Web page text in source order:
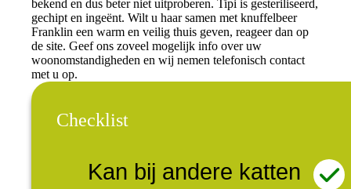
bekend en dus beter niet uitproberen. Tipi is gesteriliseerd,
gechipt en ingeënt. Wilt u haar samen met knuffelbeer
Franklin een warm en veilig thuis geven, reageer dan op
de site. Geef ons zoveel mogelijk info over uw
woonomstandigheden en wij nemen telefonisch contact
met u op.
Checklist
Kan bij andere katten